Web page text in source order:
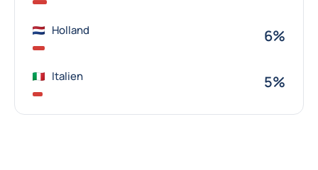
Holland 6%
Italien 5%